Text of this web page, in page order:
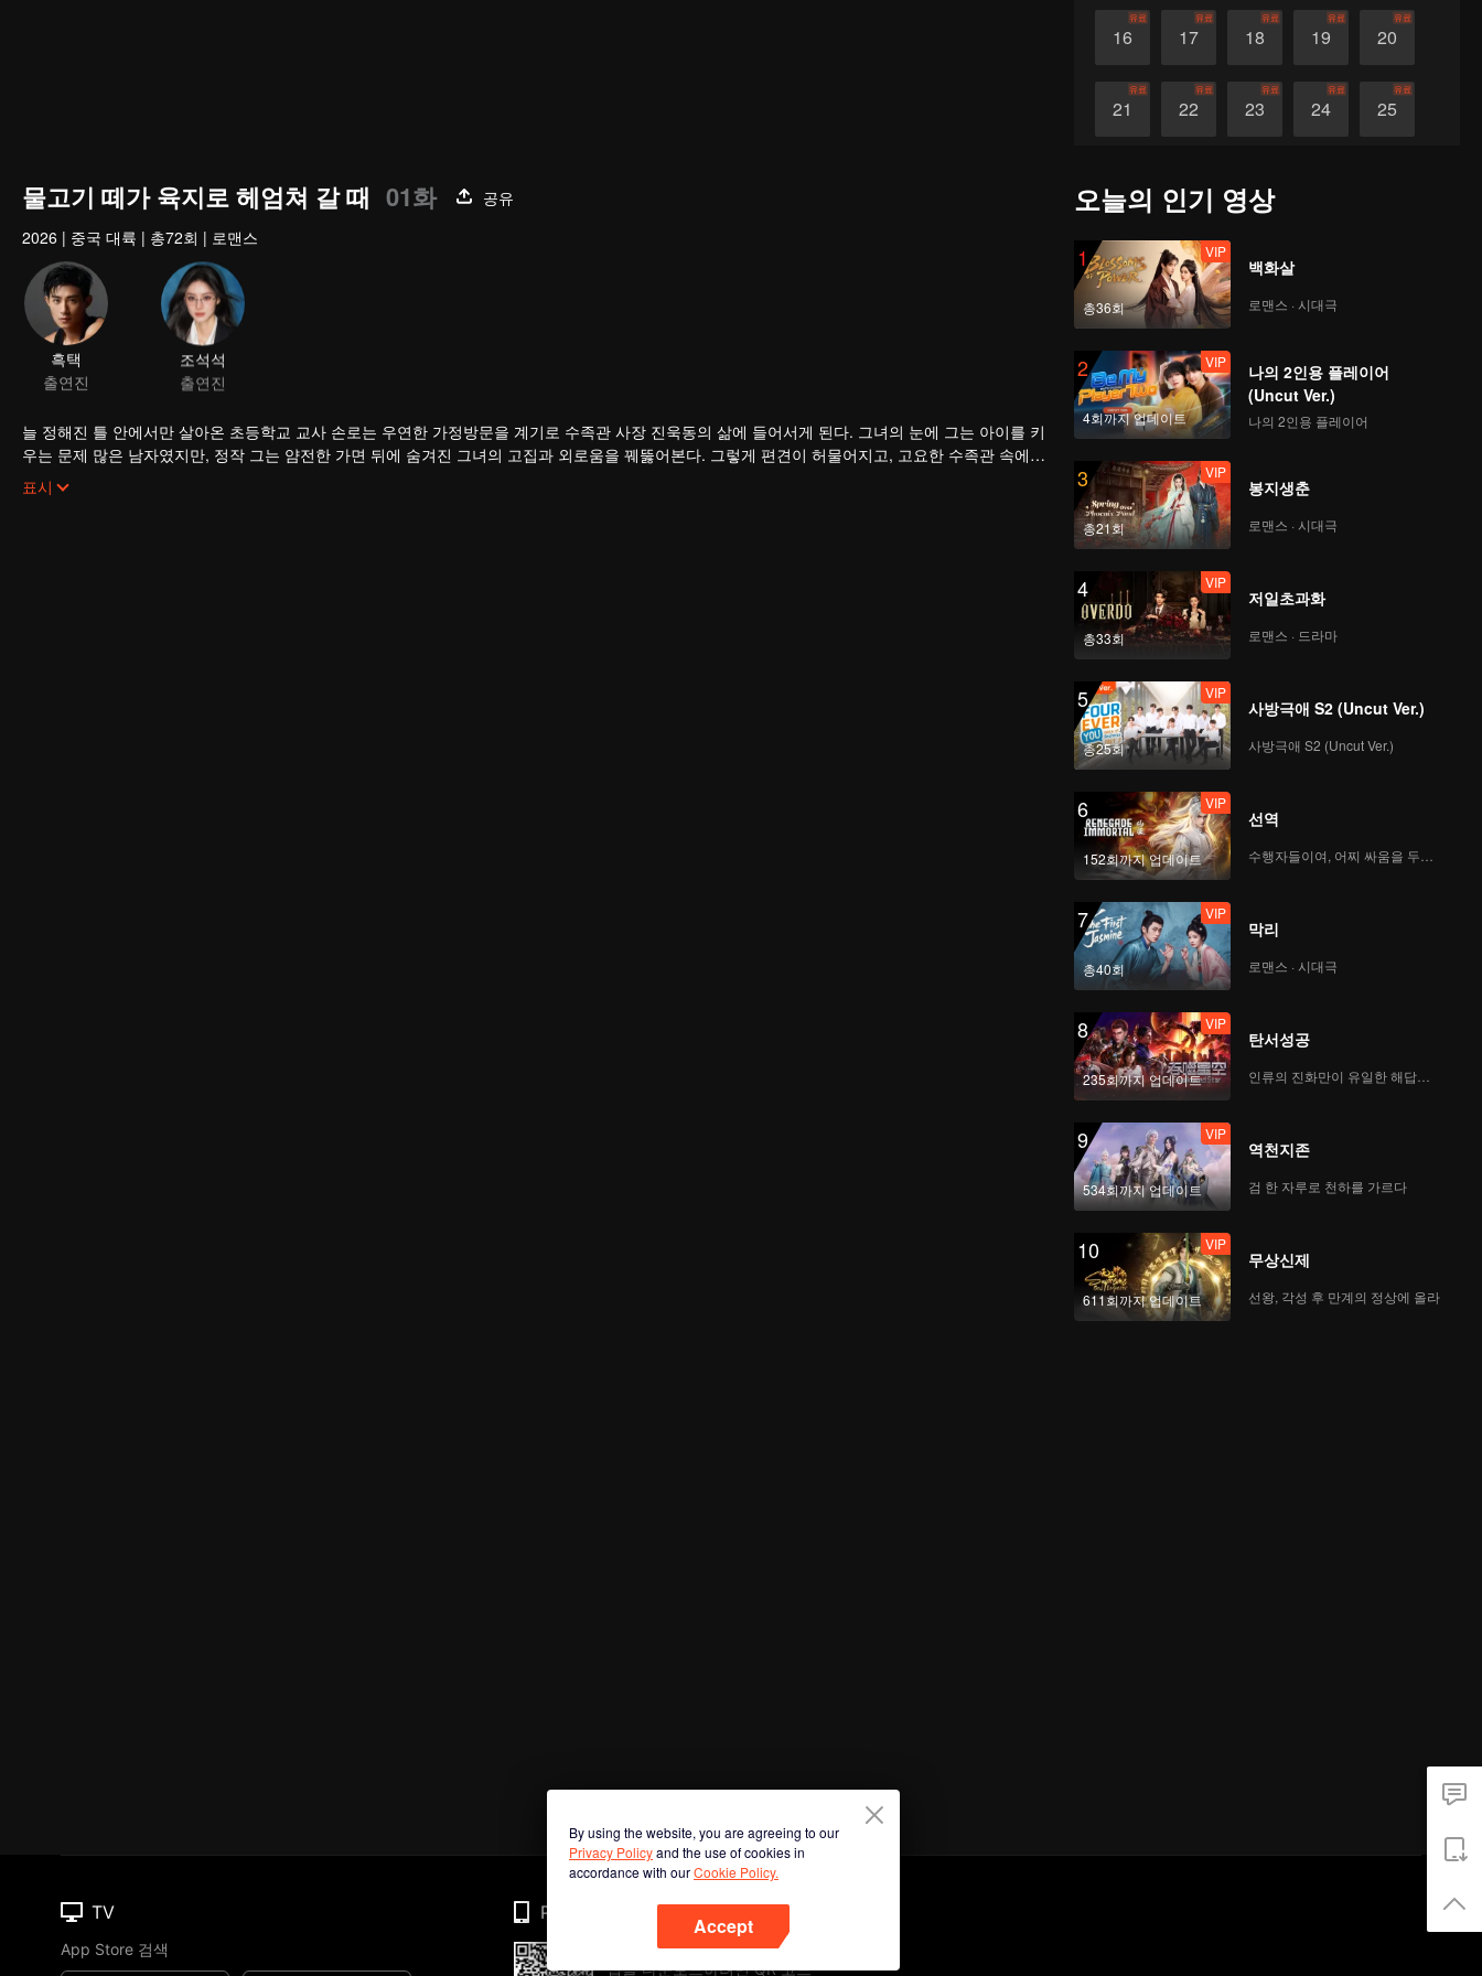
16
유료
17
유료
18
유료
19
유료
20
유료
21
유료
22
유료
23
유료
24
유료
25
유료
물고기 떼가 육지로 헤엄쳐 갈 때 01화
공유
2026 | 중국 대륙 | 총72회 | 로맨스
흑택
출연진
조석석
출연진
늘 정해진 틀 안에서만 살아온 초등학교 교사 손로는 우연한 가정방문을 계기로 수족관 사장 진욱동의 삶에 들어서게 된다. 그녀의 눈에 그는 아이를 키
우는 문제 많은 남자였지만, 정작 그는 얌전한 가면 뒤에 숨겨진 그녀의 고집과 외로움을 꿰뚫어본다. 그렇게 편견이 허물어지고, 고요한 수족관 속에서
두 사람은 서서히 서로에게 다가간다.
표시
오늘의 인기 영상
1
총36회
VIP
백화살
로맨스 · 시대극
2
4회까지 업데이트
VIP
나의 2인용 플레이어
(Uncut Ver.)
나의 2인용 플레이어
3
총21회
VIP
봉지생춘
로맨스 · 시대극
4
총33회
VIP
저일초과화
로맨스 · 드라마
5
총25회
VIP
사방극애 S2 (Uncut Ver.)
사방극애 S2 (Uncut Ver.)
6
152회까지 업데이트
VIP
선역
7
총40회
VIP
막리
로맨스 · 시대극
8
235회까지 업데이트
VIP
탄서성공
인류의 진화만이 유일한 해답이다
9
534회까지 업데이트
VIP
역천지존
검 한 자루로 천하를 가르다
10
611회까지 업데이트
VIP
무상신제
선왕, 각성 후 만계의 정상에 올라
By using the website, you are agreeing to our
Privacy Policyand the use of cookies in
accordance with ourCookie Policy.
Accept
TV
App Store 검색
Phone
앱을 다운로드하려면 QR 코드